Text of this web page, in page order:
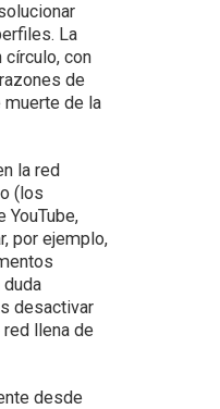
La
círculo, con
de
muerte de la
la red
(los
YouTube,
por ejemplo,
desactivar
red llena de
desde